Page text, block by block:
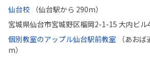
仙台校
（仙台駅から 290m）
宮城県仙台市宮城野区榴岡2-1-15 大内ビル
個別教室のアップル仙台駅前教室
（あお
m）